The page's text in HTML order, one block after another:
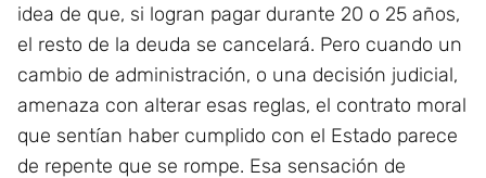
idea de que, si logran pagar durante 20 o 25 años,
el resto de la deuda se cancelará. Pero cuando un
cambio de administración, o una decisión judicial,
amenaza con alterar esas reglas, el contrato moral
que sentían haber cumplido con el Estado parece
de repente que se rompe. Esa sensación de